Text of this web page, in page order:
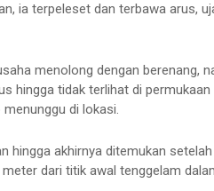
ia terpeleset dan terbawa arus,
menolong dengan berenang,
hingga tidak terlihat di permukaan
di lokasi.
hingga akhirnya ditemukan setelah
dari titik awal tenggelam